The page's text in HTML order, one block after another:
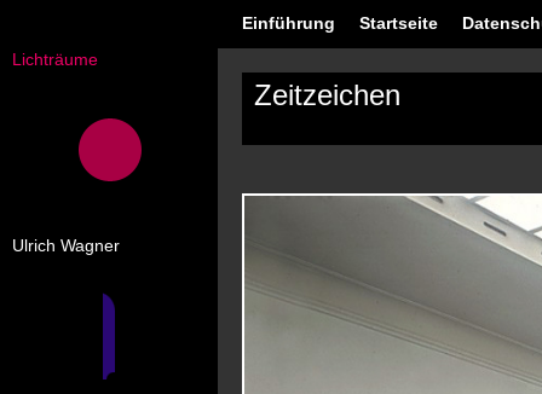
Lichträume
Ulrich Wagner
Einführung Startseite
Zeitzeichen